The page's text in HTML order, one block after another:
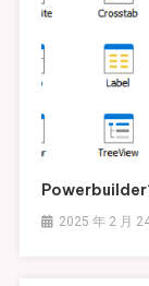
2025 年 2 月